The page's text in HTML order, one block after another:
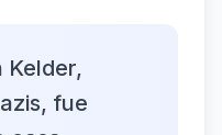
Kelder,
fue